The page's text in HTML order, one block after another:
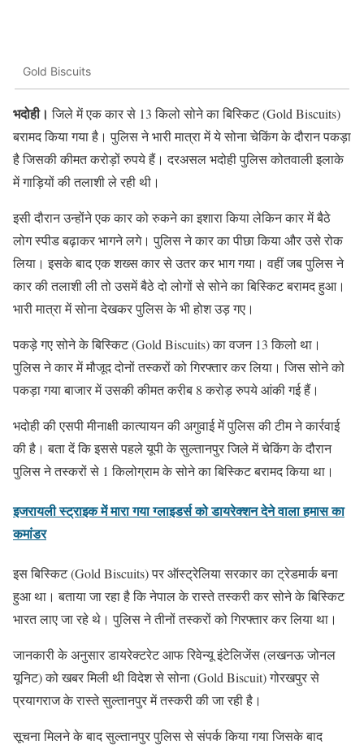
Gold Biscuits
भदोही।जिले में एक कार से 13 किलो सोने का बिस्किट (Gold Biscuits)
बरामद किया गया है। पुलिस ने भारी मात्रा में ये सोना चेकिंग के दौरान पकड़ा
है जिसकी कीमत करोड़ों रुपये हैं। दरअसल भदोही पुलिस कोतवाली इलाके
में गाड़ियों की तलाशी ले रही थी।
इसी दौरान उन्होंने एक कार को रुकने का इशारा किया लेकिन कार में बैठे
लोग स्पीड बढ़ाकर भागने लगे। पुलिस ने कार का पीछा किया और उसे रोक
लिया। इसके बाद एक शख्स कार से उतर कर भाग गया। वहीं जब पुलिस ने
कार की तलाशी ली तो उसमें बैठे दो लोगों से सोने का बिस्किट बरामद हुआ।
भारी मात्रा में सोना देखकर पुलिस के भी होश उड़ गए।
पकड़े गए सोने के बिस्किट (Gold Biscuits) का वजन 13 किलो था।
पुलिस ने कार में मौजूद दोनों तस्करों को गिरफ्तार कर लिया। जिस सोने को
पकड़ा गया बाजार में उसकी कीमत करीब 8 करोड़ रुपये आंकी गई हैं।
भदोही की एसपी मीनाक्षी कात्यायन की अगुवाई में पुलिस की टीम ने कार्रवाई
की है। बता दें कि इससे पहले यूपी के सुल्तानपुर जिले में चेकिंग के दौरान
पुलिस ने तस्करों से 1 किलोग्राम के सोने का बिस्किट बरामद किया था।
इजरायली स्ट्राइक में मारा गया ग्लाइडर्स को डायरेक्शन देने वाला हमास का
कमांडर
इस बिस्किट (Gold Biscuits) पर ऑस्ट्रेलिया सरकार का ट्रेडमार्क बना
हुआ था। बताया जा रहा है कि नेपाल के रास्ते तस्करी कर सोने के बिस्किट
भारत लाए जा रहे थे। पुलिस ने तीनों तस्करों को गिरफ्तार कर लिया था।
जानकारी के अनुसार डायरेक्टरेट आफ रिवेन्यू इंटेलिजेंस (लखनऊ जोनल
यूनिट) को खबर मिली थी विदेश से सोना (Gold Biscuit) गोरखपुर से
प्रयागराज के रास्ते सुल्तानपुर में तस्करी की जा रही है।
सूचना मिलने के बाद सुल्तानपुर पुलिस से संपर्क किया गया जिसके बाद